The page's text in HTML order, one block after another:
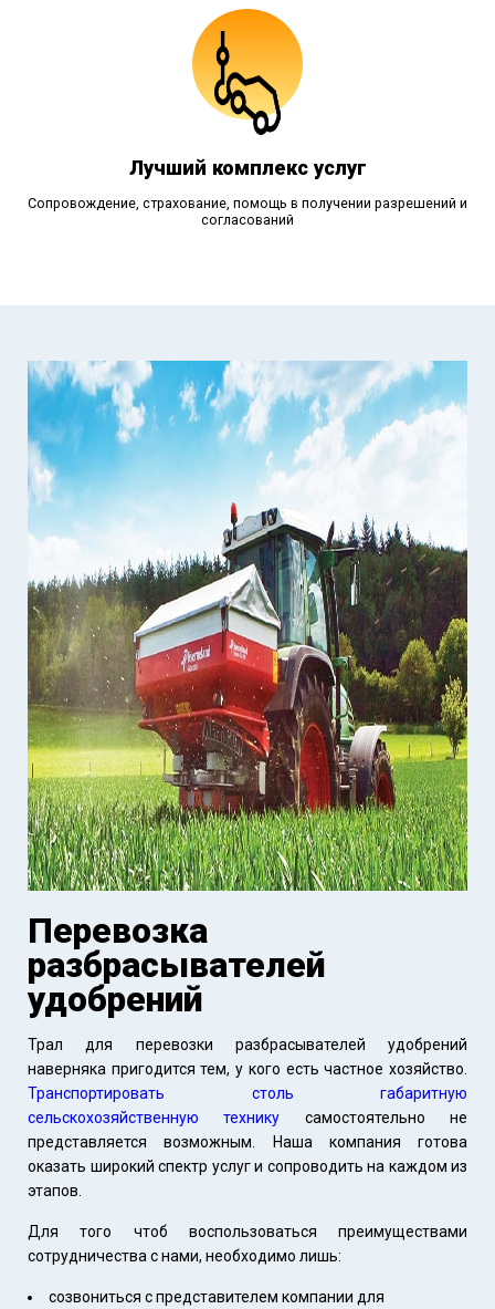
Лучший комплекс услуг
Сопровождение, страхование, помощь в получении разрешений и
согласований
Перевозка
разбрасывателей
удобрений
Трал для перевозки разбрасывателей удобрений
наверняка пригодится тем, у кого есть частное хозяйство.
Транспортировать столь габаритную
сельскохозяйственную технику самостоятельно не
представляется возможным. Наша компания готова
оказать широкий спектр услуг и сопроводить на каждом из
этапов.
Для того чтоб воспользоваться преимуществами
сотрудничества с нами, необходимо лишь:
созвониться с представителем компании для